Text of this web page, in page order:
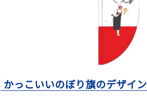
かっこいいのぼり旗のデザイン